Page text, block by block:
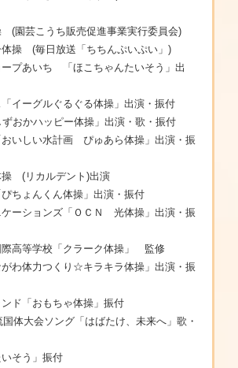
(園芸こうち販売促進事業実行委員会)
操 (毎日放送「ちちんぷいぷい」)
プあいち 「ほこちゃんたいそう」出
イーグルぐるぐる体操」出演・振付
おかハッピー体操」出演・歌・振付
いしい水計画 ぴゅあら体操」出演・振
操 (リカルデント)出演
ちょんくん体操」出演・振付
ーションズ「ＯＣＮ 光体操」出演・振
際高等学校「クラーク体操」 監修
わ体力つくり☆キラキラ体操」出演・振
ド「おもちゃ体操」振付
体大会ソング「はばたけ、未来へ」歌・
そう」振付